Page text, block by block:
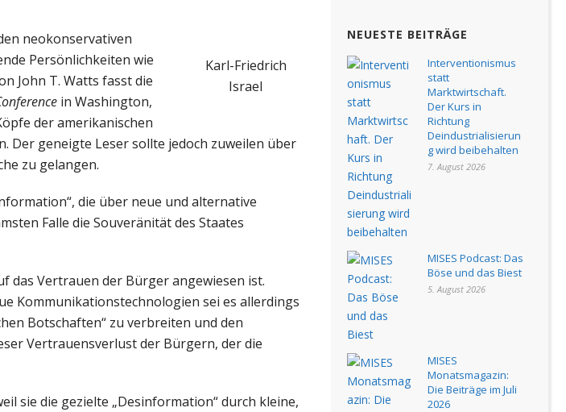
Karl-Friedrich
Israel
neokonservativen
Persönlichkeiten wie
John T. Watts fasst die
in Washington,
der amerikanischen
Der geneigte Leser sollte jedoch zuweilen über
zu gelangen.
die über neue und alternative
Falle die Souveränität des Staates
das Vertrauen der Bürger angewiesen ist.
Kommunikationstechnologien sei es allerdings
Botschaften“ zu verbreiten und den
Vertrauensverlust der Bürgern, der die
sie die gezielte „Desinformation“ durch kleine,
NEUESTE BEITRÄGE
Interventionismus
statt
Marktwirtschaft.
Der Kurs in
Richtung
Deindustrialisierun
g wird beibehalten
7. August 2026
MISES Podcast: Das
Böse und das Biest
5. August 2026
MISES
Monatsmagazin:
Die Beiträge im Juli
2026